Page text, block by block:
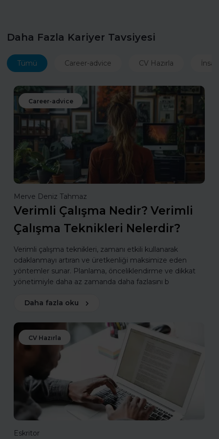
Daha Fazla Kariyer Tavsiyesi
Tümü Career-advice CV Hazırla
Career-advice
Merve Deniz Tahmaz
Verimli Çalışma Nedir? Verimli
Çalışma Teknikleri Nelerdir?
Verimli çalışma teknikleri, zamanı etkili kullanarak
odaklanmayı artıran ve üretkenliği maksimize eden
yöntemler sunar. Planlama, önceliklendirme ve dikkat
yönetimiyle daha az zamanda daha fazlasını b
Daha fazla oku
CV Hazırla
Eskritor